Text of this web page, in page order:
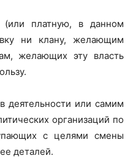
(или платную, в данном
ни клану, желающим
желающих эту власть
деятельности или самим
организаций по
с целями смены
деталей.